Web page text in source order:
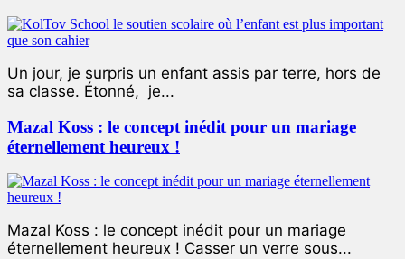
Un jour, je surpris un enfant assis par terre, hors de
sa classe. Étonné, je...
Mazal Koss : le concept inédit pour un mariage
éternellement heureux !
Mazal Koss : le concept inédit pour un mariage
éternellement heureux ! Casser un verre sous...